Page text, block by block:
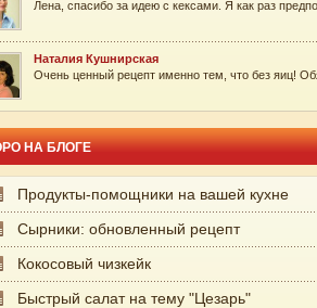
Наталия Кушнирская
Очень ценный рецепт именно тем, что без яиц!
Виктория
Какая вкуснотень =) !!! Выглядят потрясающе, и
КАкао купила такое же недавно - души не чаю в
Юлия
Прикольные кексы. Попробую сегодня сделать.
НА БЛОГЕ
Продукты-помощники на вашей кухне
Сырники: обновленный рецепт
Кокосовый чизкейк
Быстрый салат на тему "Цезарь"